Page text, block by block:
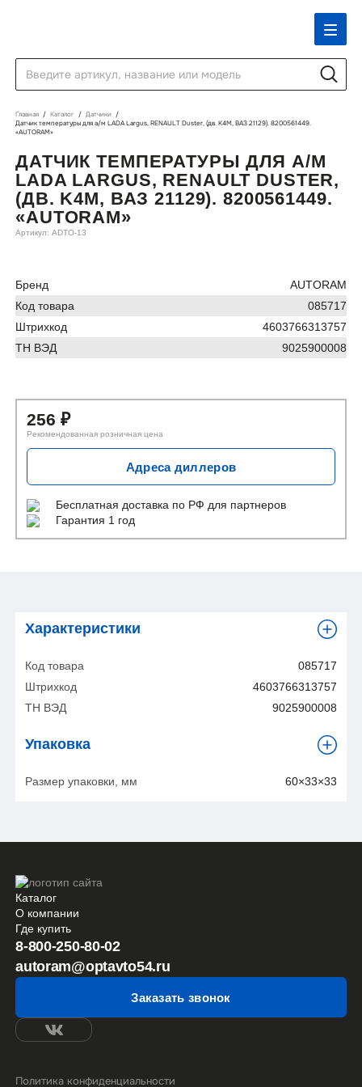
Главная Каталог
Датчики
Датчик температуры для а/м LADA Largus, RENAULT Duster, (дв. K4M, ВАЗ 21129). 8200561449.
«AUTORAM»
ДАТЧИК ТЕМПЕРАТУРЫ ДЛЯ А/М
LADA LARGUS, RENAULT DUSTER,
(ДВ. K4M, ВАЗ 21129). 8200561449.
«AUTORAM»
Артикул: ADTO-13
Бренд
AUTORAM
Код товара
085717
Штрихкод
4603766313757
ТН ВЭД
9025900008
256₽
Рекомендованная розничная цена
Адреса диллеров
Бесплатная доставка по РФ для партнеров
Гарантия 1 год
Характеристики
Код товара
085717
Штрихкод
4603766313757
ТН ВЭД
9025900008
Упаковка
Размер упаковки, мм 60×33×33
Каталог
О компании
Где купить
8-800-250-80-02
autoram@optavto54.ru
Заказать звонок
Политика конфиденциальности